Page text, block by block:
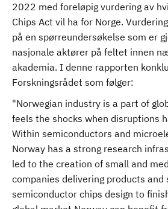
2022 med foreløpig vurdering av
Chips Act vil ha for Norge.
på en spørreundersøkelse som er
nasjonale aktører på feltet innen
akademia. I denne rapporten
Forskningsrådet som følger:
"Norwegian industry is a part of
feels the shocks when disruptions
Within semiconductors and
Norway has a strong research
led to the creation of small and
companies delivering products and
semiconductor chips design to